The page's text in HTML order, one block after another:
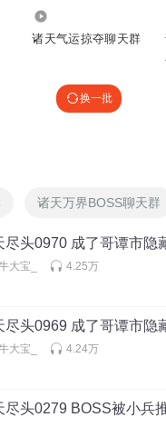
诸天气运掠夺聊天群
换一批
诸天万界BOSS聊天群
尽头0970 成了哥谭市隐
牛大宝_ 4.25万
尽头0969 成了哥谭市隐
牛大宝_ 4.24万
尽头0279 BOSS被小兵